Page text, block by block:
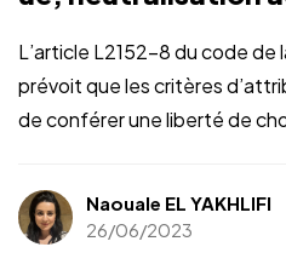
L’article L2152-8 du code de
prévoit que les critères
de conférer une liberté de
Naouale EL YAKHLIFI
26/06/2023